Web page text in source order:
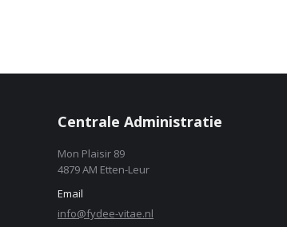
Centrale Administratie
Mon Plaisir 89
4879 AM Etten-Leur
Email
info@fydee-vitae.nl